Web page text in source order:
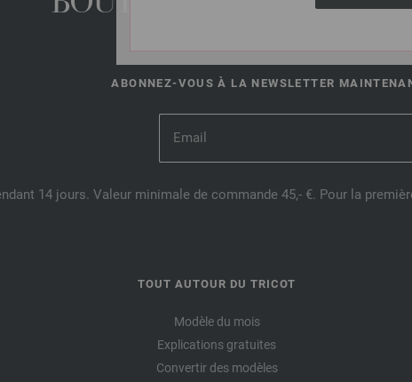
ABONNEZ-VOUS À LA NEWSLETTER
14 jours. Valeur minimale de commande 45,- €. Pour la
TOUT AUTOUR DU TRICOT
Modèle du mois
Explications gratuites
Convertir des modèles